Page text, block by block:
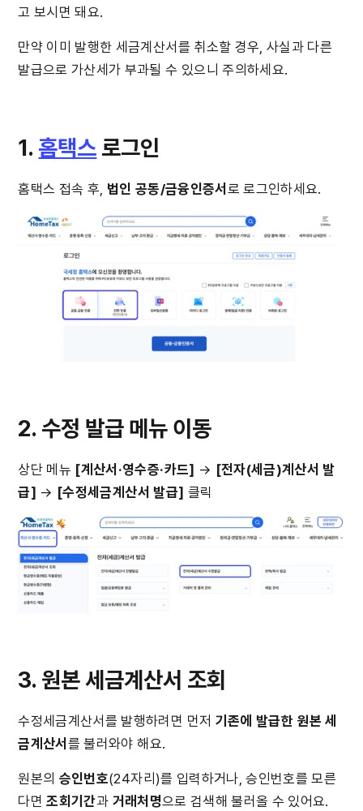
고 보시면 돼요.
만약 이미 발행한 세금계산서를 취소할 경우, 사실과 다른
발급으로 가산세가 부과될 수 있으니 주의하세요.
1. 홈택스 로그인
홈택스 접속 후, 법인 공동/금융인증서 로 로그인하세요.
2. 수정 발급 메뉴 이동
상단 메뉴 [계산서·영수증·카드] → [전자(세금)계산서 발
급] → [수정세금계산서 발급] 클릭
3. 원본 세금계산서 조회
수정세금계산서를 발행하려면 먼저 기존에 발급한 원본 세
금계산서 를 불러와야 해요.
원본의 승인번호(24자리)를 입력하거나, 승인번호를 모른
다면 조회기간과 거래처명으로 검색해 불러올 수 있어요.